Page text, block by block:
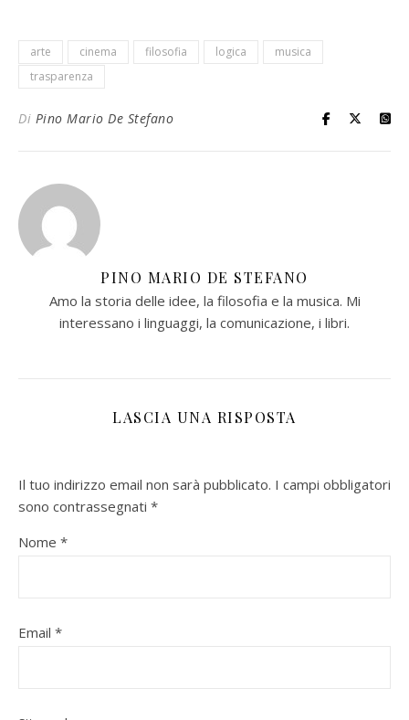
arte cinema filosofia logica
musica
trasparenza
Di Pino Mario De Stefano
PINO MARIO DE STEFANO
Amo la storia delle idee, la filosofia e la musica. Mi
interessano i linguaggi, la comunicazione, i libri.
LASCIA UNA RISPOSTA
Il tuo indirizzo email non sarà pubblicato. I campi obbligatori
sono contrassegnati *
Nome *
Email *